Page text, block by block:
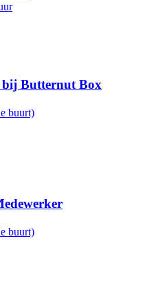
bij Butternut Box
buurt)
buurt)